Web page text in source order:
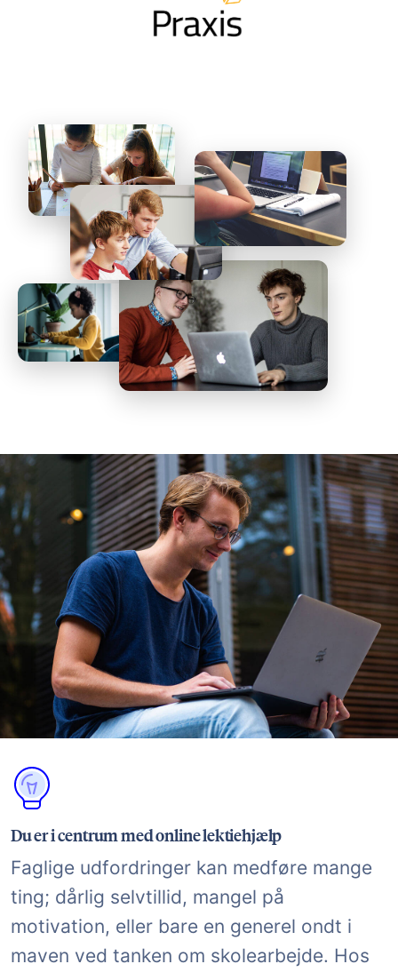
Du er i centrum med online lektiehjælp
Faglige udfordringer kan medføre mange
ting; dårlig selvtillid, mangel på
motivation, eller bare en generel ondt i
maven ved tanken om skolearbejde. Hos